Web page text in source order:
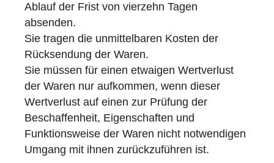
Ablauf der Frist von vierzehn Tagen
absenden.
Sie tragen die unmittelbaren Kosten der
Rücksendung der Waren.
Sie müssen für einen etwaigen Wertverlust
der Waren nur aufkommen, wenn dieser
Wertverlust auf einen zur Prüfung der
Beschaffenheit, Eigenschaften und
Funktionsweise der Waren nicht notwendigen
Umgang mit ihnen zurückzuführen ist.